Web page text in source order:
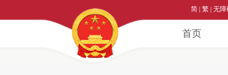
简 | 繁 | 无障
首页